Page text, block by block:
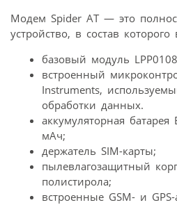
Модем Spider AT — это
устройство, в состав которого
базовый модуль
встроенный
Instruments,
обработки данных.
аккумуляторная
мАч;
держатель SIM-карты;
пылевлагозащитный
полистирола;
встроенные GSM- и